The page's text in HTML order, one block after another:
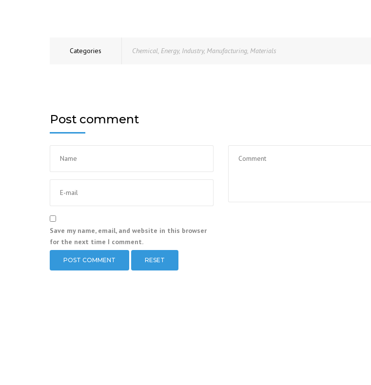
Categories Chemical, Energy, Industry, Manufacturing, Materials
Post comment
Save my name, email, and website in this browser
for the next time I comment.
RESET